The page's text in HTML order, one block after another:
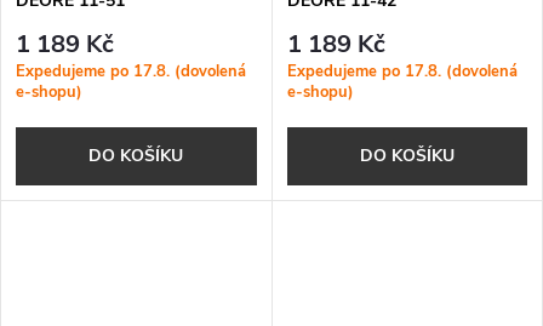
1 189 Kč
Expedujeme po 17.8. (dovolená
e-shopu)
DO KOŠÍKU
1 189 Kč
Expedujeme po 17.8. (dovolená
e-shopu)
DO KOŠÍKU